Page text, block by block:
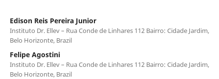
Edison Reis Pereira Junior
Instituto Dr. Ellev – Rua Conde de Linhares 112 Bairro: Cidade Jardim,
Belo Horizonte, Brazil
Felipe Agostini
Instituto Dr. Ellev – Rua Conde de Linhares 112 Bairro: Cidade Jardim,
Belo Horizonte, Brazil